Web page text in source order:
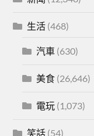
生活 (468)
汽車 (630)
美食 (26,646)
電玩 (1,073)
笑話 (54)